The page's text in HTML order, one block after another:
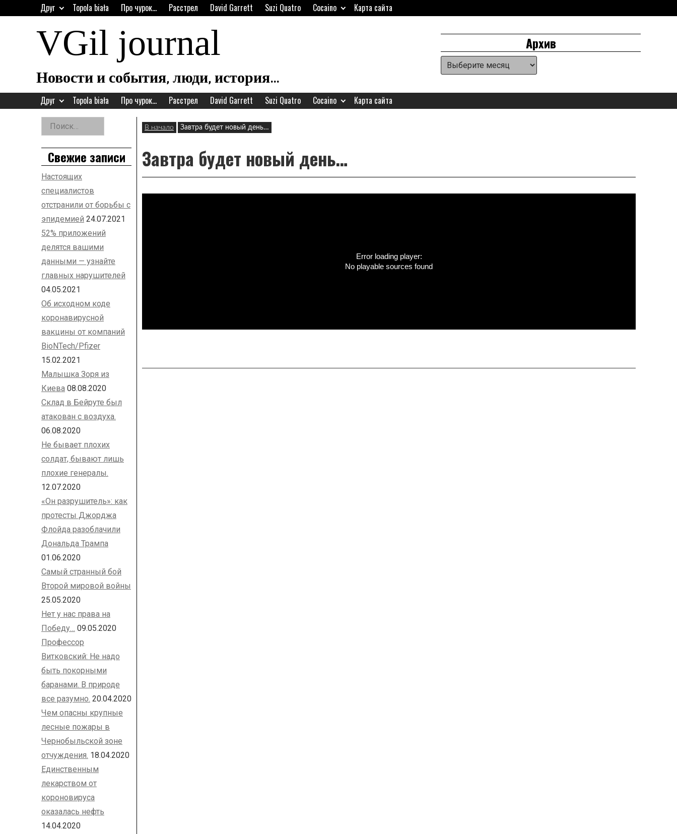
к
Друг Topola biała Про чурок… Расстрел David Garrett Suzi Quatro Cocaino Карта сайта
VGil journal
Новости и события, люди, история…
Панель
для
виджетов
Архив
Архив
Друг Topola biała Про чурок… Расстрел David Garrett Suzi Quatro Cocaino Карта сайта
В начало Завтра будет новый день…
Завтра будет новый день…
Error loading player:
No playable sources found
Дополнительная
заметка
Найти:
Свежие записи
Настоящих
специалистов
отстранили от борьбы с
эпидемией 24.07.2021
52% приложений
делятся вашими
данными — узнайте
главных нарушителей
04.05.2021
Об исходном коде
коронавирусной
вакцины от компаний
BioNTech/Pfizer
15.02.2021
Малышка Зоря из
Киева 08.08.2020
Склад в Бейруте был
атакован с воздуха.
06.08.2020
Не бывает плохих
солдат, бывают лишь
плохие генералы.
12.07.2020
«Он разрушитель»: как
протесты Джорджа
Флойда разоблачили
Дональда Трампа
01.06.2020
Самый странный бой
Второй мировой войны
25.05.2020
Нет у нас права на
Победу…
09.05.2020
Профессор
Витковский: Не надо
быть покорными
баранами. В природе
все разумно. 20.04.2020
Чем опасны крупные
лесные пожары в
Чернобыльской зоне
отчуждения. 18.04.2020
Единственным
лекарством от
короновируса
оказалась нефть
14.04.2020